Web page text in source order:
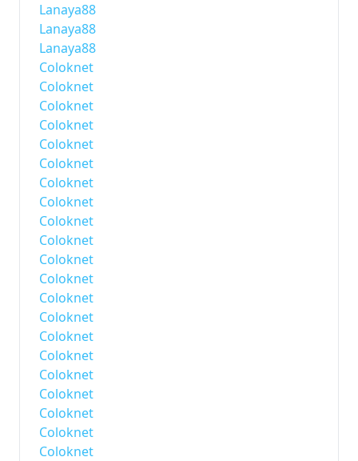
Lanaya88
Lanaya88
Lanaya88
Coloknet
Coloknet
Coloknet
Coloknet
Coloknet
Coloknet
Coloknet
Coloknet
Coloknet
Coloknet
Coloknet
Coloknet
Coloknet
Coloknet
Coloknet
Coloknet
Coloknet
Coloknet
Coloknet
Coloknet
Coloknet